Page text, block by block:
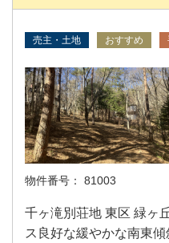
売主・土地 おすすめ
物件番号： 81003
千ヶ滝別荘地 東区 緑ヶ
ス良好な緩やかな南東傾